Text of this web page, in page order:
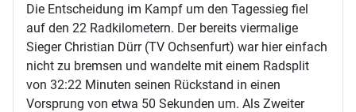
Die Entscheidung im Kampf um den Tagessieg fiel
auf den 22 Radkilometern. Der bereits viermalige
Sieger Christian Dürr (TV Ochsenfurt) war hier einfach
nicht zu bremsen und wandelte mit einem Radsplit
von 32:22 Minuten seinen Rückstand in einen
Vorsprung von etwa 50 Sekunden um. Als Zweiter